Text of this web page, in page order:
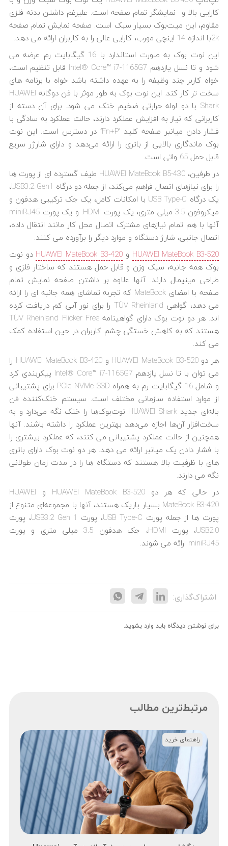
کارایی بالا و نمایشگر تمام صفحه است. علیرغم داشتن بدنه فلزی
مقاوم، این میت‌بوک بسیار سبک است. صفحه نمایش تمام صفحه
2kبا اندازه 14 اینچی مورب، کارایی عالی را به کاربران ارائه می دهد.
این نوت بوک به صورت استاندارد با 16 گیگابایت رم عرضه می
شود و تا نسل یازدهم Intel® Core™ i7-1165G7 قابل تنظیم است،
خواه کاربر چند وظیفه را به عهده داشته باشد خواه با برنامه های
سخت تر کار کند. این نوت بوک به طور موثر با فن دوگانه HUAWEI
Shark با دو لوله حرارتی ضخیم خنک می شود. برای آن دسته از
کاربرانی که نیاز به افزایش عملکرد دارند، حالت عملکرد به سادگی با
فشار دادن میانبر صفحه کلید “Fn+P” در دسترس است. این نوت
بوک ماندگاری بالایی از باتری را ارائه می‌دهد و دارای شارژر سریع
قابل حمل 65 واتی است.
در طرفین، HUAWEI MateBook B5-430 طیف گسترده ای از پورت ها
را برای نیازهای اتصال فراهم می‌کند، از جمله دو درگاه USB3.2 Gen1،
یک درگاه USB Type-C با امکانات کامل، یک جک ترکیبی هدفون و
میکروفون 3.5 میلی متری، یک پورت HDMI. و یک پورت miniRJ45
آنها با هم تمام نیازهای مشترک اتصال محل کار مانند انتقال داده،
اتصال جانبی، شارژ دستگاه و موارد دیگر را برآورده می کنند.
HUAWEI MateBook B3-520 و HUAWEI MateBook B3-420 دو نوت
بوک همه جانبه، سبک وزن و قابل حمل هستند که ساختار فلزی و
طراحی مینیمال دارند. آنها علاوه بر داشتن صفحه نمایش تمام
صفحه با امضای MateBook که تجربه تماشای همه جانبه ای را ارائه
می دهد، گواهی TÜV Rheinland را برای نور آبی کم دریافت کرده
اند. هر دو نوت بوک دارای گواهینامه TÜV Rheinland Flicker Free
هستند که به کاهش خستگی چشم کاربران در حین استفاده کمک
می کند.
هر دو HUAWEI MateBook B3-520 و HUAWEI MateBook B3-420 را
می توان با تا نسل یازدهم Intel® Core™ i7-1165G7 پیکربندی کرد
و شامل 16 گیگابایت رم به همراه PCIe NVMe SSD برای پشتیبانی
از موارد استفاده سازمانی مختلف است. سیستم خنک‌کننده فن
باله‌ای جدید HUAWEI Shark نوت‌بوک‌ها را خنک نگه می‌دارد و به
سخت‌افزار آن‌ها اجازه می‌دهد بهترین عملکرد را داشته باشند. آنها
همچنین از حالت عملکرد پشتیبانی می کنند، که عملکرد بیشتری را
با فشار دادن یک میانبر ارائه می دهد. هر دو نوت بوک دارای باتری
های با ظرفیت بالا هستند که دستگاه ها را در مدت زمان طولانی
نگه می دارند.
در حالی که هر دو HUAWEI MateBook B3-520 و HUAWEI
MateBook B3-420 بسیار باریک هستند، آنها با مجموعه‌ای متنوع از
پورت ها از جمله پورت USB Type-C، پورت USB3.2 Gen 1، پورت
USB2.0، پورت HDMI، جک هدفون 3.5 میلی متری و پورت
miniRJ45 ارائه می شوند.
اشتراک‌گذاری:
برای نوشتن دیدگاه باید وارد بشوید.
مرتبط‌ترین مطالب
راهنمای خرید